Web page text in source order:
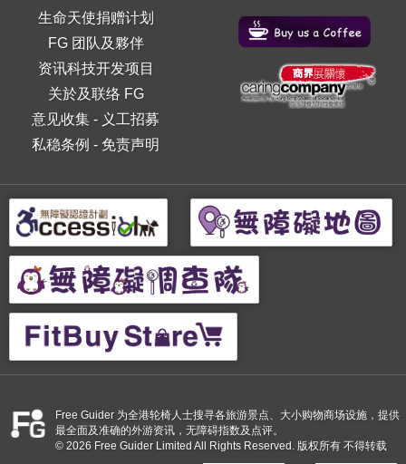
生命天使捐赠计划
FG 团队及夥伴
资讯科技开发项目
关於及联络 FG
意见收集 - 义工招募
私稳条例 - 免责声明
Free Guider 为全港轮椅人士搜寻各旅游景点、大小购物商场设施，提供
最全面及准确的外游资讯，无障碍指数及点评。
© 2026 Free Guider Limited All Rights Reserved. 版权所有 不得转载